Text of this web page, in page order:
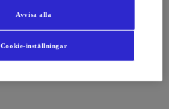
Cookie-inställningar
Avvisa alla